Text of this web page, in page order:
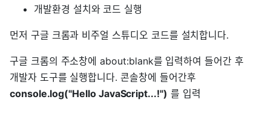
개발환경 설치와 코드 실행
먼저 구글 크롬과 비주얼 스튜디오 코드를 설치합니다.
구글 크롬의 주소창에 about:blank를 입력하여 들어간 후
개발자 도구를 실행합니다. 콘솔창에 들어간후
console.log("Hello JavaScript...!") 를 입력